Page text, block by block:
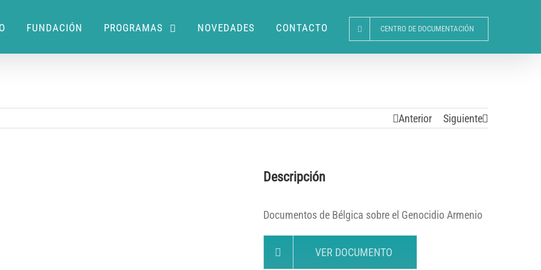
FUNDACIÓN PROGRAMAS NOVEDADES CONTACTO CENTRO DE DOCUMENTACIÓN
Anterior Siguiente
Descripción
Documentos de Bélgica sobre el Genocidio Armenio
VER DOCUMENTO